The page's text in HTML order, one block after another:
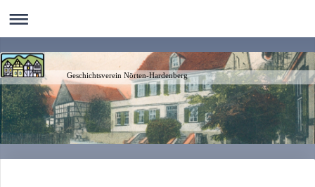
Geschichtsverein Nörten-Hardenberg